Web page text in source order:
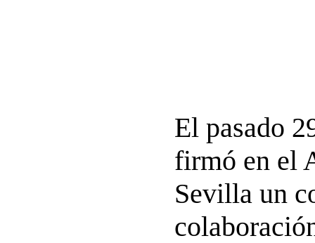
El pasado
firmó en el
Sevilla un